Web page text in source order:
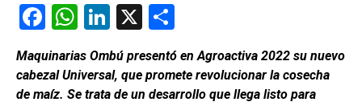
F
a
ce
b
W
at
s
Li
n
ke
dI
X
o
m
p
Maquinarias Ombú presentó en Agroactiva 2022 su nuevo
cabezal Universal, que promete revolucionar la cosecha
de maíz. Se trata de un desarrollo que llega listo para